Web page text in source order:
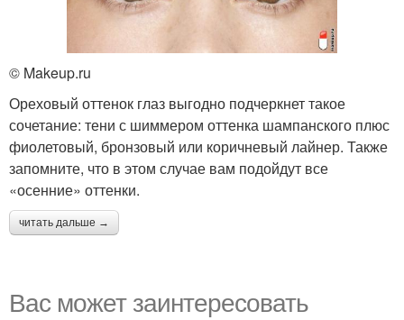
© Makeup.ru
Ореховый оттенок глаз выгодно подчеркнет такое
сочетание: тени с шиммером оттенка шампанского плюс
фиолетовый, бронзовый или коричневый лайнер. Также
запомните, что в этом случае вам подойдут все
«осенние» оттенки.
читать дальше →
Вас может заинтересовать